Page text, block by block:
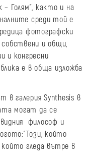
Голям", както и на
среди той е
фотографски
и общи,
и конгресни
е в обща изложба
в галерия Synthesis в
могат да се
философ и
който
гледа вътре в